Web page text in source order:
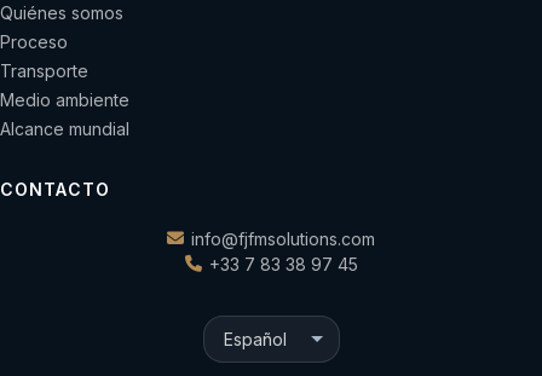
Quiénes somos
Proceso
Transporte
Medio ambiente
Alcance mundial
CONTACTO
info@fjfmsolutions.com
+33 7 83 38 97 45